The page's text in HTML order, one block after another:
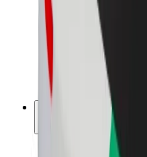
Ricavi corriere
Esercenti Bolt Food
Lavora con noi